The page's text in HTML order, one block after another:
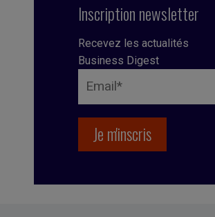
Inscription newsletter
Recevez les actualités
Business Digest